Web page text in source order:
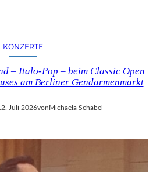
KONZERTE
– Italo-Pop – beim Classic Open
am Berliner Gendarmenmarkt
Juli 2026von Michaela Schabel